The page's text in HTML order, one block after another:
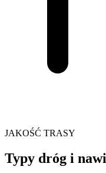
JAKOŚĆ TRASY
Typy dróg i